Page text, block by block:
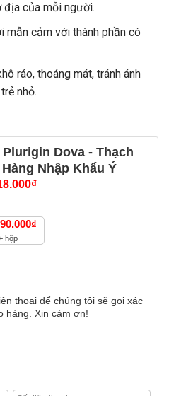
địa của mỗi người.
mẫn cảm với thành phần có
ráo, thoáng mát, tránh ánh
nhỏ.
Dova - Thạch
Nhập Khẩu Ý
₫
₫
hộp
thoại để chúng tôi sẽ gọi xác
hàng. Xin cảm ơn!